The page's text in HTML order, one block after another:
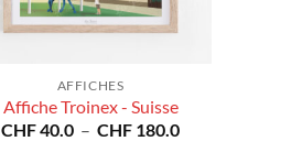
AFFICHES
Affiche Troinex - Suisse
CHF40.0 – CHF 180.0Plage